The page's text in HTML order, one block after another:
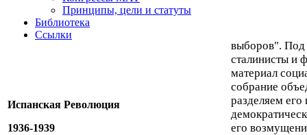
Принципы, цели и статуты
Библиотека
Ссылки
Испанская Революция
1936-1939
выборов". Под
сталинисты и
материал
собрание
разделяем его
его